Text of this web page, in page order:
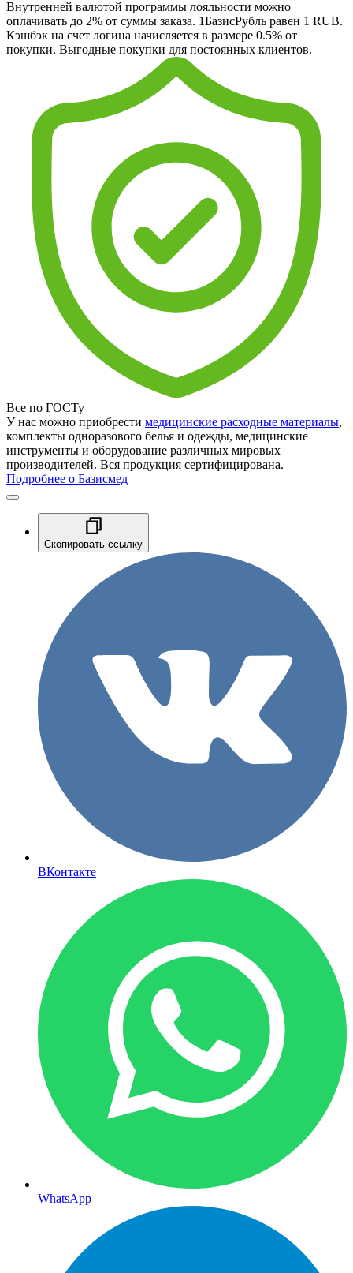
Внутренней валютой программы лояльности можно
оплачивать до 2% от суммы заказа. 1БазисРубль равен 1 RUB.
Кэшбэк на счет логина начисляется в размере 0.5% от
покупки. Выгодные покупки для постоянных клиентов.
Все по ГОСТу
У нас можно приобрести медицинские расходные материалы,
комплекты одноразового белья и одежды, медицинские
инструменты и оборудование различных мировых
производителей. Вся продукция сертифицирована.
Подробнее о Базисмед
Скопировать ссылку
ВКонтакте
WhatsApp